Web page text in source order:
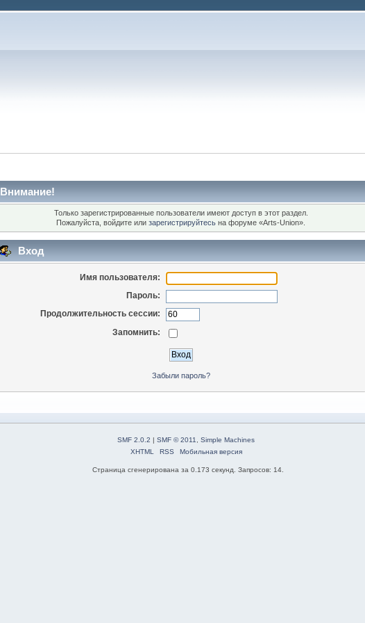
Внимание!
Только зарегистрированные пользователи имеют доступ в этот раздел.
Пожалуйста, войдите илизарегистрируйтесь на форуме «Arts-Union».
Вход
Имя пользователя:
Пароль:
Продолжительность сессии:
Запомнить:
Забыли пароль?
SMF 2.0.2 |SMF © 2011 ,Simple Machines
XHTML
RSS Мобильная версия
Страница сгенерирована за 0.173 секунд. Запросов: 14.